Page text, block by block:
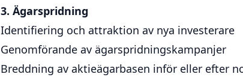
3. Ägarspridning
Identifiering och attraktion av nya investerare
Genomförande av ägarspridningskampanjer
Breddning av aktieägarbasen inför eller efter